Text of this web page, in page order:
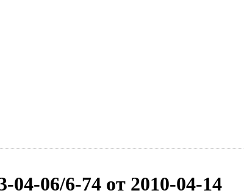
06/6-74 от 2010-04-14